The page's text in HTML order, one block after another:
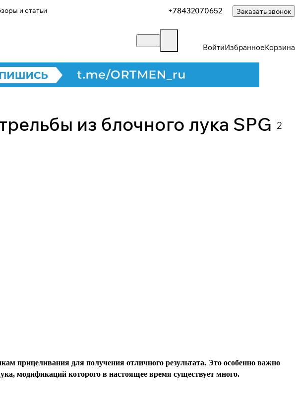
и статьи +78432070652 Заказать звонок
ВойтиИзбранноеКорзина
из блочного лука SPG 2
прицеливания для получения отличного результата. Это особенно важно
модификаций которого в настоящее время существует много.